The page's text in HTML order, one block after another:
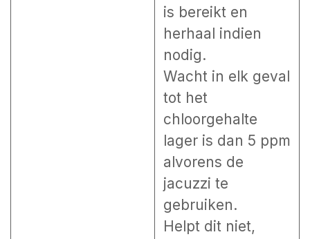
is bereikt en
herhaal indien
nodig.
Wacht in elk geval
tot het
chloorgehalte
lager is dan 5 ppm
alvorens de
jacuzzi te
gebruiken.
Helpt dit niet,